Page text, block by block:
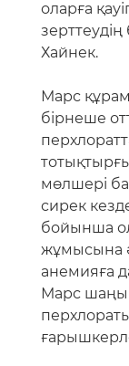
оларға
Хайнек.
Марс
бірнеше
мөлшері
сирек
бойынша
жұмысына
анемияға
Марс